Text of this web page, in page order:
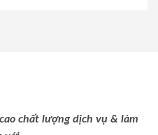
chất lượng dịch vụ & làm